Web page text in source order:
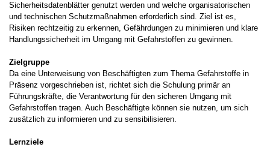
Sicherheitsdatenblätter genutzt werden und welche organisatorischen
und technischen Schutzmaßnahmen erforderlich sind. Ziel ist es,
Risiken rechtzeitig zu erkennen, Gefährdungen zu minimieren und klare
Handlungssicherheit im Umgang mit Gefahrstoffen zu gewinnen.
Zielgruppe
Da eine Unterweisung von Beschäftigten zum Thema Gefahrstoffe in
Präsenz vorgeschrieben ist, richtet sich die Schulung primär an
Führungskräfte, die Verantwortung für den sicheren Umgang mit
Gefahrstoffen tragen. Auch Beschäftigte können sie nutzen, um sich
zusätzlich zu informieren und zu sensibilisieren.
Lernziele